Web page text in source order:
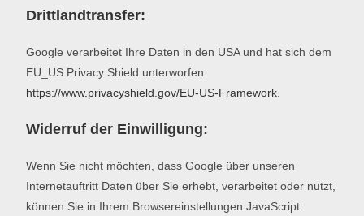
Drittlandtransfer:
Google verarbeitet Ihre Daten in den USA und hat sich dem
EU_US Privacy Shield unterworfen
https://www.privacyshield.gov/EU-US-Framework
Widerruf der Einwilligung:
Wenn Sie nicht möchten, dass Google über unseren
Internetauftritt Daten über Sie erhebt, verarbeitet oder nutzt,
können Sie in Ihrem Browsereinstellungen JavaScript